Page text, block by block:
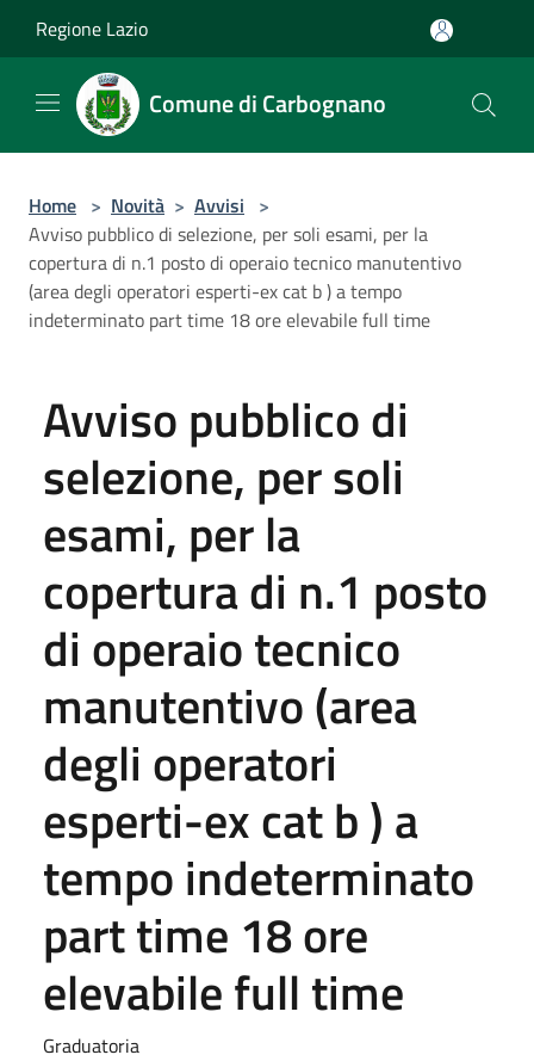
Regione Lazio
Comune di Carbognano
Home > Novità > Avvisi >
Avviso pubblico di selezione, per soli esami, per la
copertura di n.1 posto di operaio tecnico manutentivo
(area degli operatori esperti-ex cat b ) a tempo
indeterminato part time 18 ore elevabile full time
Avviso pubblico di
selezione, per soli
esami, per la
copertura di n.1 posto
di operaio tecnico
manutentivo (area
degli operatori
esperti-ex cat b ) a
tempo indeterminato
part time 18 ore
elevabile full time
Graduatoria